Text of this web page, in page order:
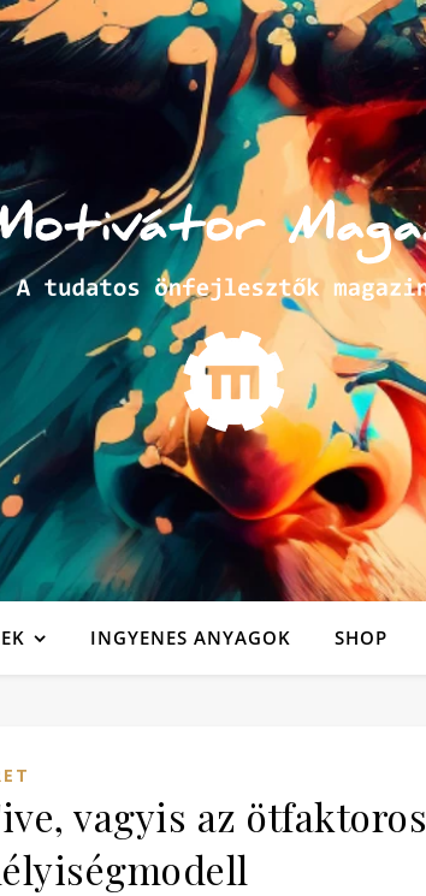
INGYENES ANYAGOK SHOP
vagyis az ötfaktoros